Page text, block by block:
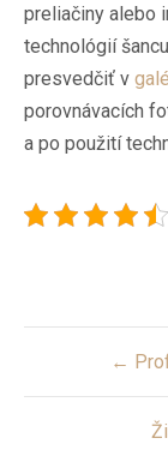
preliačiny alebo
technológií
presvedčiť v
porovnávacích
a po použití
←